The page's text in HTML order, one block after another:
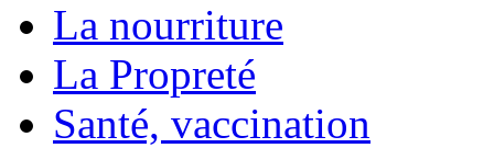
La nourriture
La Propreté
Santé, vaccination